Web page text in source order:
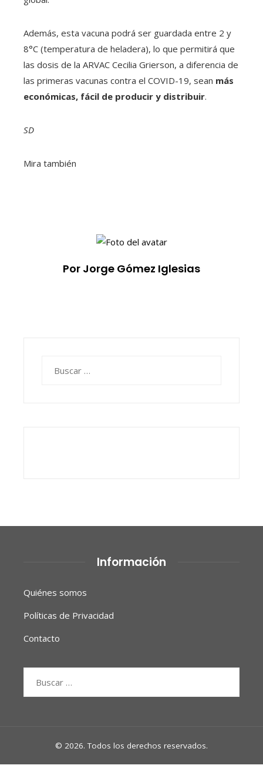
Además, esta vacuna podrá ser guardada entre 2 y
8°C (temperatura de heladera), lo que permitirá que
las dosis de la ARVAC Cecilia Grierson, a diferencia de
las primeras vacunas contra el COVID-19, sean más
económicas, fácil de producir y distribuir.
SD
Mira también
Por Jorge Gómez Iglesias
Información
Quiénes somos
Políticas de Privacidad
Contacto
© 2026. Todos los derechos reservados.